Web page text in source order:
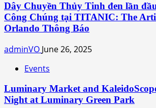
Dây Chuyền Thủy Tinh đen lần
Công Chúng tại TITANIC: The
Orlando Thông Báo
adminVO June 26, 2025
Events
Luminary Market and
Night at Luminary Green Park